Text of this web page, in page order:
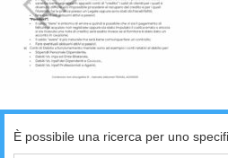
È possibile una ricerca per uno